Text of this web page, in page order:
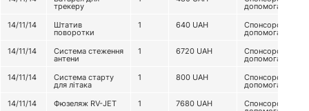
трекеру
допомога
14/11/14
Штатив
поворотки
1 640 UAH Спонсорська
допомога
14/11/14
Система стеження
антени
1 6720 UAH Спонсорська
допомога
14/11/14
Система старту
для літака
1 800 UAH Спонсорська
допомога
14/11/14
Фюзеляж RV-JET 1 7680 UAH Спонсорська